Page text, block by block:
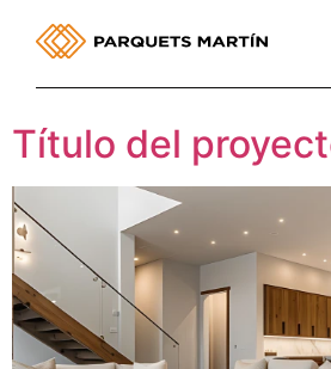
Título del